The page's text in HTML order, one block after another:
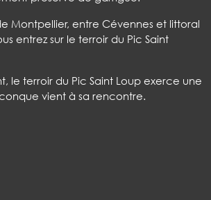
Montpellier, entre Cévennes et littoral
entrez sur le terroir du Pic Saint
le terroir du Pic Saint Loup exerce une
vient à sa rencontre.